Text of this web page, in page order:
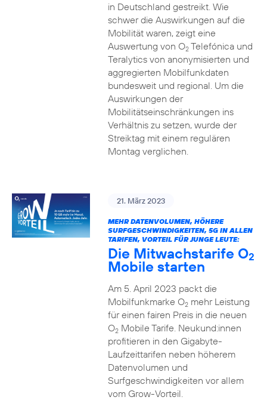
in Deutschland gestreikt. Wie
schwer die Auswirkungen auf die
Mobilität waren, zeigt eine
Auswertung von O2Telefónica und
Teralytics von anonymisierten und
aggregierten Mobilfunkdaten
bundesweit und regional. Um die
Auswirkungen der
Mobilitätseinschränkungen ins
Verhältnis zu setzen, wurde der
Streiktag mit einem regulären
Montag verglichen.
21. März 2023
MEHR DATENVOLUMEN, HÖHERE
SURFGESCHWINDIGKEITEN, 5G IN ALLEN
TARIFEN, VORTEIL FÜR JUNGE LEUTE:
Die Mitwachstarife O2
Mobile starten
Am 5. April 2023 packt die
Mobilfunkmarke O2mehr Leistung
für einen fairen Preis in die neuen
O2Mobile Tarife. Neukund:innen
profitieren in den Gigabyte-
Laufzeittarifen neben höherem
Datenvolumen und
Surfgeschwindigkeiten vor allem
vom Grow-Vorteil.